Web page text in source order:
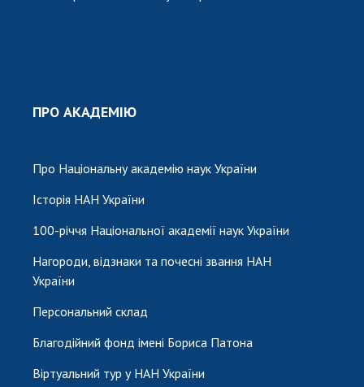
ПРО АКАДЕМІЮ
Про Національну академію наук України
Історія НАН України
100-річчя Національної академії наук України
Нагороди, відзнаки та почесні звання НАН
України
Персональний склад
Благодійний фонд імені Бориса Патона
Віртуальний тур у НАН України